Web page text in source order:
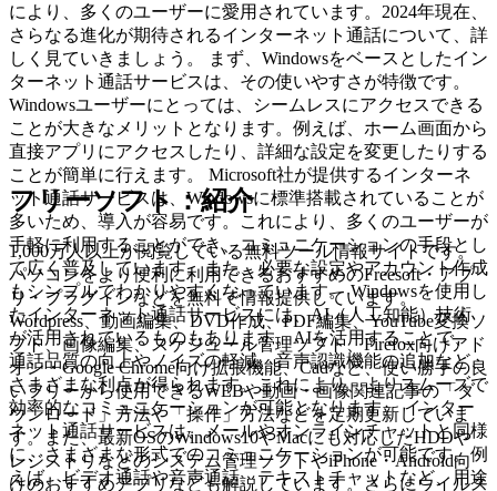
により、多くのユーザーに愛用されています。2024年現在、
さらなる進化が期待されるインターネット通話について、詳
しく見ていきましょう。 まず、Windowsをベースとしたイン
ターネット通話サービスは、その使いやすさが特徴です。
Windowsユーザーにとっては、シームレスにアクセスできる
ことが大きなメリットとなります。例えば、ホーム画面から
直接アプリにアクセスしたり、詳細な設定を変更したりする
ことが簡単に行えます。 Microsoft社が提供するインターネ
ット通話サービスは、Windowsに標準搭載されていることが
多いため、導入が容易です。これにより、多くのユーザーが
手軽に利用することができ、コミュニケーションの手段とし
て広く普及しています。また、必要な設定やアカウント作成
もシンプルでわかりやすくなっています。 Windowsを使用し
たインターネット通話サービスには、AI（人工知能）技術
が活用されているものもあります。AIを活用することで、
通話品質の向上やノイズの軽減、音声認識機能の追加など、
さまざまな利点が得られます。これにより、よりスムーズで
効率的なコミュニケーションが可能となります。 インター
ネット通話サービスは、メールやオンラインチャットと同様
に、さまざまな形式でのコミュニケーションが可能です。例
えば、ビデオ通話や音声通話、テキストチャットなど、用途
フリーソフト：紹介
1,000万人以上が閲覧している無料ツール情報サイトです。
パソコンをより便利に利用できるおすすめのFreesoft・アプ
リ・プラグインなどを無料で情報提供しています。
Wordpress、動画編集、DVD作成、PDF編集、YouTube変換ソ
フト、画像編集、スケジュール管理ソフト、Firefox向けアド
オン・Google Chrome向け拡張機能、Cadなど、使い勝手の良
いフリーから使用できるWEBや動画・画像関連記事の「ダ
ウンロード」方法や「操作」方法などを定期更新していま
す。また、最新OSのWindows10やMacにも対応したHDDや
レジストリなどのシステム管理ソフトやiPhone・Android向
けのおすすめアプリなども解説しています。さらにウイルス